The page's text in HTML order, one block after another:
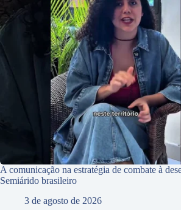
A comunicação na estratégia de combate à
Semiárido brasileiro
3 de agosto de 2026